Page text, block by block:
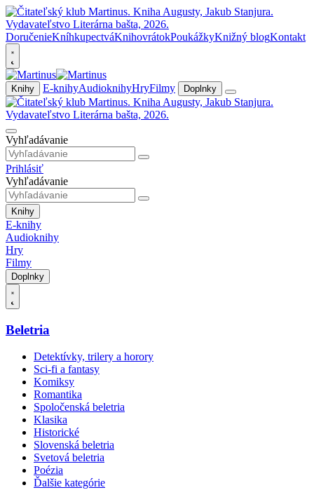
DoručenieKníhkupectváKnihovrátokPoukážkyKnižný blogKontakt
Knihy E-knihyAudioknihyHryFilmy Doplnky
Vyhľadávanie
Prihlásiť
Vyhľadávanie
Knihy
E-knihy
Audioknihy
Hry
Filmy
Doplnky
Beletria
Detektívky, trilery a horory
Sci-fi a fantasy
Komiksy
Romantika
Spoločenská beletria
Klasika
Historické
Slovenská beletria
Svetová beletria
Poézia
Ďalšie kategórie